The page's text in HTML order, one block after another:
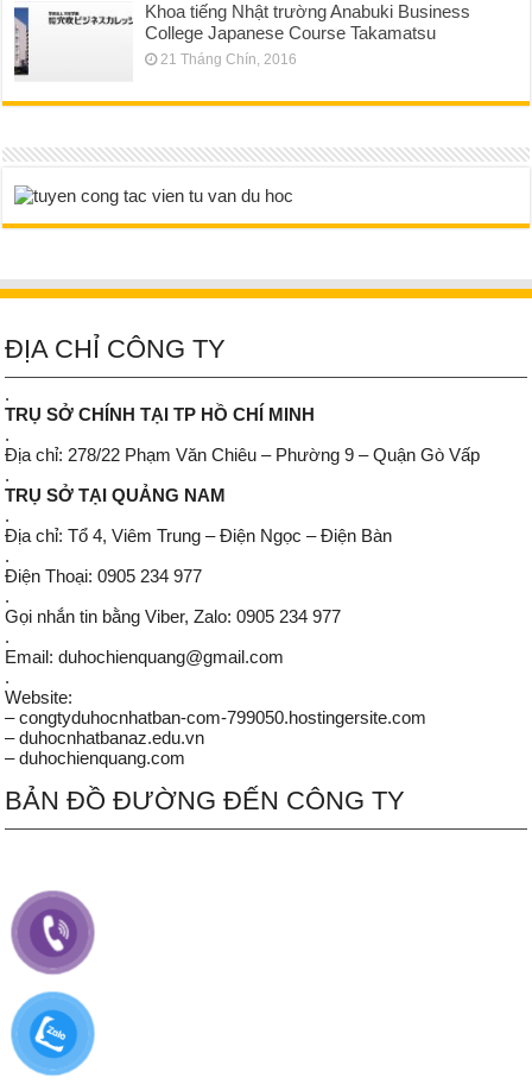
Khoa tiếng Nhật trường Anabuki Business
College Japanese Course Takamatsu
21 Tháng Chín, 2016
ĐỊA CHỈ CÔNG TY
.
TRỤ SỞ CHÍNH TẠI TP HỒ CHÍ MINH
.
Địa chỉ: 278/22 Phạm Văn Chiêu – Phường 9 – Quận Gò Vấp
.
TRỤ SỞ TẠI QUẢNG NAM
.
Địa chỉ: Tổ 4, Viêm Trung – Điện Ngọc – Điện Bàn
.
Điện Thoại: 0905 234 977
.
Gọi nhắn tin bằng Viber, Zalo: 0905 234 977
.
Email: duhochienquang@gmail.com
.
Website:
– congtyduhocnhatban-com-799050.hostingersite.com
– duhocnhatbanaz.edu.vn
– duhochienquang.com
BẢN ĐỒ ĐƯỜNG ĐẾN CÔNG TY